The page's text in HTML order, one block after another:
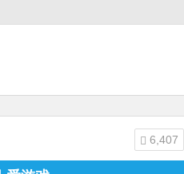
6,407